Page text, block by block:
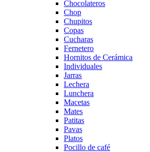
Chocolateros
Chop
Chupitos
Copas
Cucharas
Fernetero
Hornitos de Cerámica
Individuales
Jarras
Lechera
Lunchera
Macetas
Mates
Patitas
Pavas
Platos
Pocillo de café